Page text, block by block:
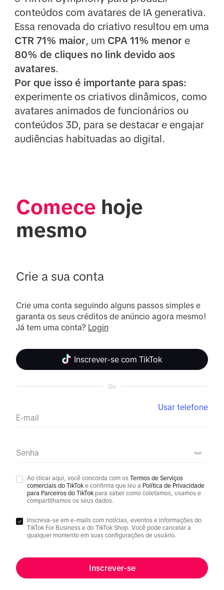
conteúdos com avatares de IA generativa.
Essa renovada do criativo resultou em uma
CTR 71% maior, um CPA 11% menor e
80% de cliques no link devido aos
avatares.
Por que isso é importante para spas:
experimente os criativos dinâmicos, como
avatares animados de funcionários ou
conteúdos 3D, para se destacar e engajar
audiências habituadas ao digital.
Comece hoje
mesmo
Crie a sua conta
Crie uma conta seguindo alguns passos simples e
garanta os seus créditos de anúncio agora mesmo!
Já tem uma conta? Login
Inscrever-se com TikTok
Ou
E-mail
Usar telefone
Senha
Ao clicar aqui, você concorda com os Termos de Serviços
comerciais do TikTok e confirma que leu a Política de Privacidade
para Parceiros do TikTok para saber como coletamos, usamos e
compartilhamos os seus dados.
Inscreva-se em e-mails com notícias, eventos e informações do
TikTok For Business e do TikTok Shop. Você pode cancelar a
qualquer momento em suas configurações de usuário.
Inscrever-se